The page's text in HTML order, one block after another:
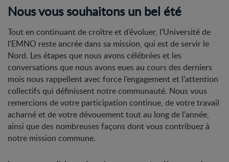
Nous vous souhaitons un bel été
Tout en continuant de croître et d’évoluer, l’Université de
l’EMNO reste ancrée dans sa mission, qui est de servir le
Nord. Les étapes que nous avons célébrées et les
conversations que nous avons eues au cours des derniers
mois nous rappellent avec force l’engagement et l’attention
collectifs qui définissent notre communauté. Nous vous
remercions de votre participation continue, de votre travail
acharné et de votre dévouement tout au long de l’année,
ainsi que des nombreuses façons dont vous contribuez à
notre mission commune.